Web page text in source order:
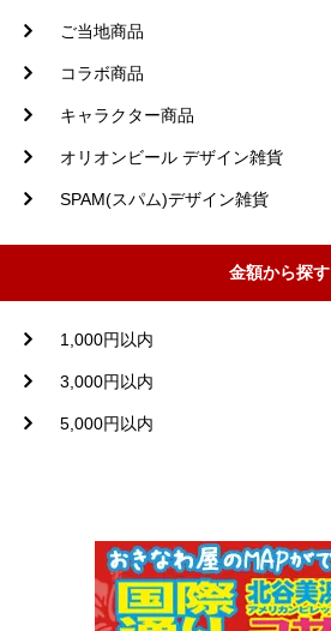
ご当地商品
コラボ商品
キャラクター商品
オリオンビール デザイン雑貨
SPAM(スパム)デザイン雑貨
金額から探す
1,000円以内
3,000円以内
5,000円以内